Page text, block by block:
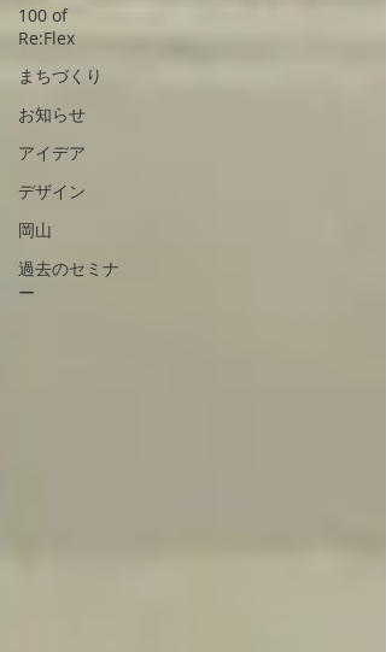
100 of
Re:Flex
まちづくり
お知らせ
アイデア
デザイン
岡山
過去のセミナ
ー